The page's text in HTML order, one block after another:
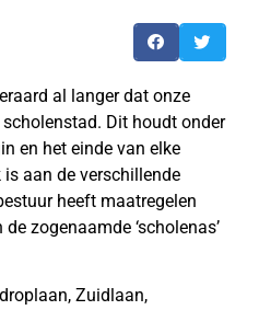
al langer dat onze
Dit houdt onder
en het einde van elke
aan de verschillende
heeft maatregelen
zogenaamde ‘scholenas’
Zuidlaan,